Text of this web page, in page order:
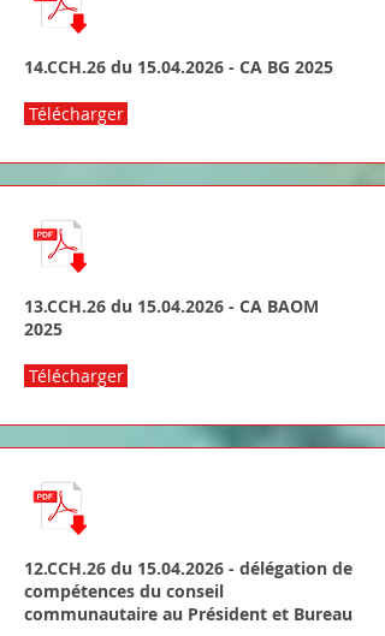
14.CCH.26 du 15.04.2026 - CA BG 2025
Télécharger
13.CCH.26 du 15.04.2026 - CA BAOM
2025
Télécharger
12.CCH.26 du 15.04.2026 - délégation de
compétences du conseil
communautaire au Président et Bureau